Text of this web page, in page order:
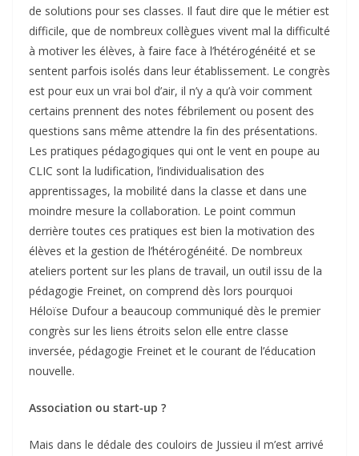
de solutions pour ses classes. Il faut dire que le métier est
difficile, que de nombreux collègues vivent mal la difficulté
à motiver les élèves, à faire face à l’hétérogénéité et se
sentent parfois isolés dans leur établissement. Le congrès
est pour eux un vrai bol d’air, il n’y a qu’à voir comment
certains prennent des notes fébrilement ou posent des
questions sans même attendre la fin des présentations.
Les pratiques pédagogiques qui ont le vent en poupe au
CLIC sont la ludification, l’individualisation des
apprentissages, la mobilité dans la classe et dans une
moindre mesure la collaboration. Le point commun
derrière toutes ces pratiques est bien la motivation des
élèves et la gestion de l’hétérogénéité. De nombreux
ateliers portent sur les plans de travail, un outil issu de la
pédagogie Freinet, on comprend dès lors pourquoi
Héloïse Dufour a beaucoup communiqué dès le premier
congrès sur les liens étroits selon elle entre classe
inversée, pédagogie Freinet et le courant de l’éducation
nouvelle.
Association ou start-up ?
Mais dans le dédale des couloirs de Jussieu il m’est arrivé